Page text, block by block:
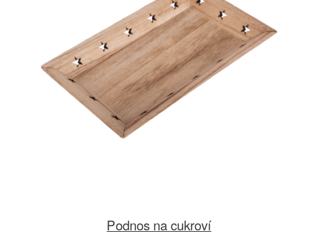
Podnos na cukroví